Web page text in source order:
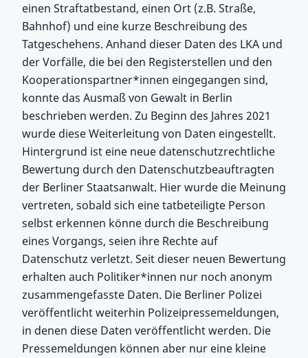
einen Straftatbestand, einen Ort (z.B. Straße,
Bahnhof) und eine kurze Beschreibung des
Tatgeschehens. Anhand dieser Daten des LKA und
der Vorfälle, die bei den Registerstellen und den
Kooperationspartner*innen eingegangen sind,
konnte das Ausmaß von Gewalt in Berlin
beschrieben werden. Zu Beginn des Jahres 2021
wurde diese Weiterleitung von Daten eingestellt.
Hintergrund ist eine neue datenschutzrechtliche
Bewertung durch den Datenschutzbeauftragten
der Berliner Staatsanwalt. Hier wurde die Meinung
vertreten, sobald sich eine tatbeteiligte Person
selbst erkennen könne durch die Beschreibung
eines Vorgangs, seien ihre Rechte auf
Datenschutz verletzt. Seit dieser neuen Bewertung
erhalten auch Politiker*innen nur noch anonym
zusammengefasste Daten. Die Berliner Polizei
veröffentlicht weiterhin Polizeipressemeldungen,
in denen diese Daten veröffentlicht werden. Die
Pressemeldungen können aber nur eine kleine